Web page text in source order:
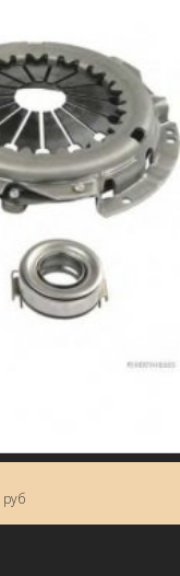
руб